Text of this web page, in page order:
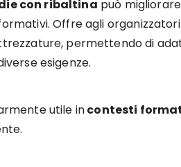
con ribaltina può
Offre agli
permettendo di
esigenze.
utile incontesti